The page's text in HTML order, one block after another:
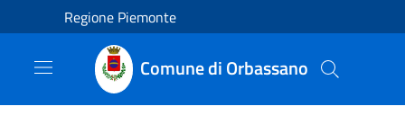
Salta al contenuto principale
Regione Piemonte
Comune di Orbassano